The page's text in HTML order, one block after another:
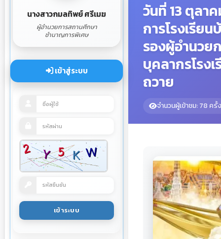
นางสาวกมลทิพย์ ศรีเมฆ
ผู้อำนวยการสถานศึกษา
ชำนาญการพิเศษ
เข้าสู่ระบบ
วันที่ 13 ตุลา
การโรงเรีย
รองผู้อำนวย
บุคลากรโรง
ถวาย
จำนวนผู้เข้าชม: 78 ครั้ง